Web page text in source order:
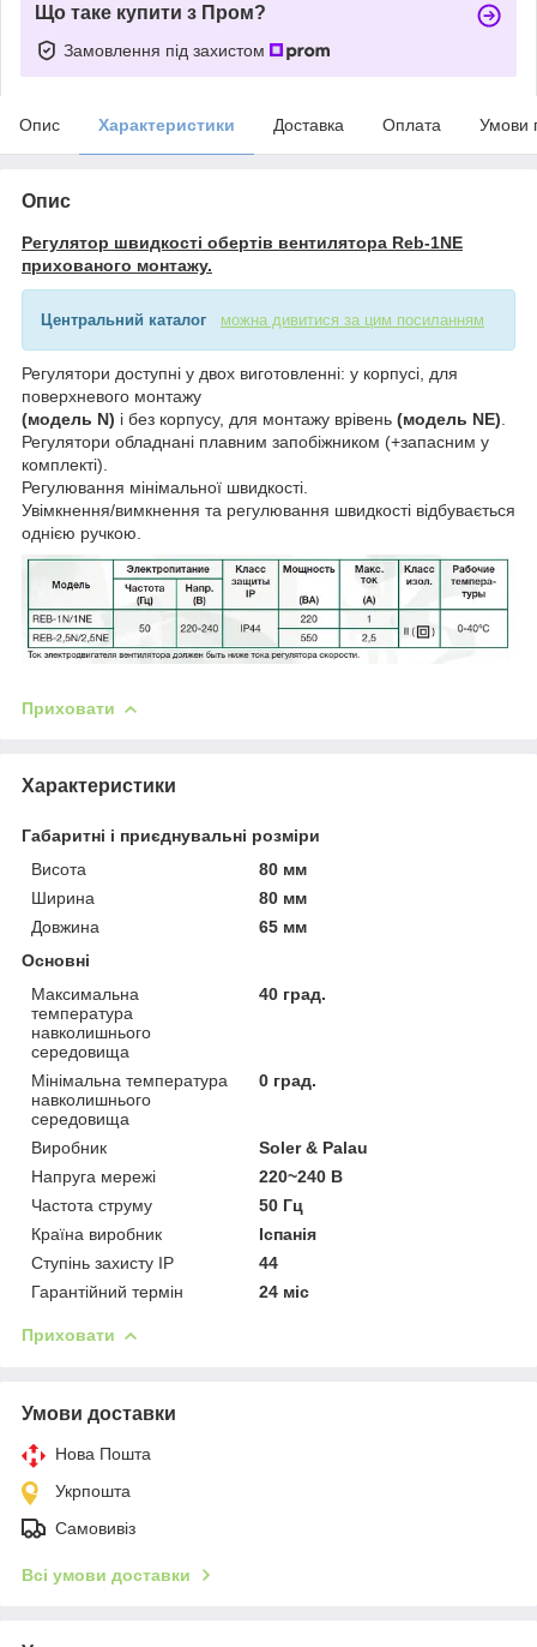
Що таке купити з Пром?
Замовлення під захистом
Опис Характеристики Доставка Оплата Умови
Опис
Регулятор швидкості обертів вентилятора Reb-1NE
прихованого монтажу.
Центральний каталог можна дивитися за цим посиланням
Регулятори доступні у двох виготовленні: у корпусі, для
поверхневого монтажу
(модель N) і без корпусу, для монтажу врівень (модель NE)
Регулятори обладнані плавним запобіжником (+запасним у
комплекті).
Регулювання мінімальної швидкості.
Увімкнення/вимкнення та регулювання швидкості відбувається
однією ручкою.
Приховати
Характеристики
Габаритні і приєднувальні розміри
Висота
80 мм
Ширина
80 мм
Довжина
65 мм
Основні
Максимальна
температура
навколишнього
середовища
40 град.
Мінімальна температура
навколишнього
середовища
0 град.
Виробник
Soler & Palau
Напруга мережі
220~240 В
Частота струму
50 Гц
Країна виробник
Іспанія
Ступінь захисту IP
44
Гарантійний термін
24 міс
Приховати
Умови доставки
Нова Пошта
Укрпошта
Самовивіз
Всі умови доставки